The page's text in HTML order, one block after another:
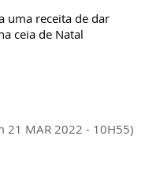
uma receita de dar
ceia de Natal
21 MAR 2022 - 10H55)